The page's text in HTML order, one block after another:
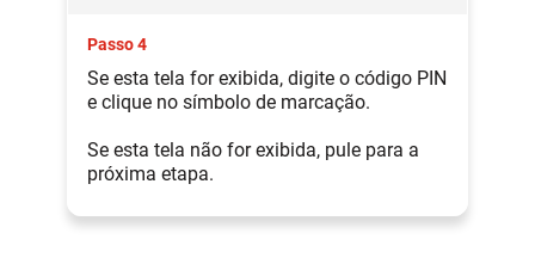
Passo 4
Se esta tela for exibida, digite o código PIN
e clique no símbolo de marcação.
Se esta tela não for exibida, pule para a
próxima etapa.